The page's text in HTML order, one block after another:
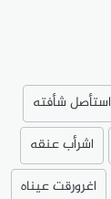
استأصل شأفته
اشرأب عنقه
اغرورقت عيناه